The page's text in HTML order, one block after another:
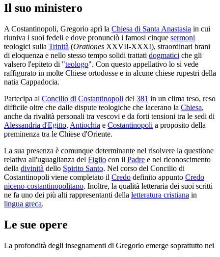
Il suo ministero
A Costantinopoli, Gregorio aprì la Chiesa di Santa Anastasia in cui
riuniva i suoi fedeli e dove pronunciò i famosi cinque sermoni
teologici sulla Trinità (Orationes XXVII-XXXI), straordinari brani
di eloquenza e nello stesso tempo solidi trattati dogmatici che gli
valsero l'epiteto di "teologo". Con questo appellativo lo si vede
raffigurato in molte Chiese ortodosse e in alcune chiese rupestri della
natia Cappadocia.
Partecipa al Concilio di Costantinopoli del 381 in un clima teso, reso
difficile oltre che dalle dispute teologiche che lacerano la Chiesa,
anche da rivalità personali tra vescovi e da forti tensioni tra le sedi di
Alessandria d'Egitto, Antiochia e Costantinopoli a proposito della
preminenza tra le Chiese d'Oriente.
La sua presenza è comunque determinante nel risolvere la questione
relativa all'uguaglianza del Figlio con il Padre e nel riconoscimento
della divinità dello Spirito Santo. Nel corso del Concilio di
Costantinopoli viene completato il Credo definito appunto Credo
niceno-costantinopolitano. Inoltre, la qualità letteraria dei suoi scritti
ne fa uno dei più alti rappresentanti della letteratura cristiana in
lingua greca.
Le sue opere
La profondità degli insegnamenti di Gregorio emerge soprattutto nei